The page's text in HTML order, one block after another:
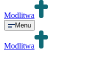
Modlitwa
Menu
Modlitwa